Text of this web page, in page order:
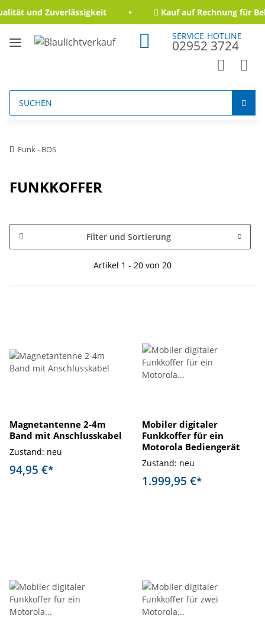
und Zuverlässigkeit Kauf auf Rechnung für
SERVICE-HOTLINE
02952 3724
Funk - BOS
FUNKKOFFER
Filter und Sortierung
Artikel 1 - 20 von 20
Magnetantenne 2-4m
Band mit Anschlusskabel
Zustand: neu
94,95 €*
Mobiler digitaler
Funkkoffer für ein
Motorola Bediengerät
Zustand: neu
1.999,95 €*